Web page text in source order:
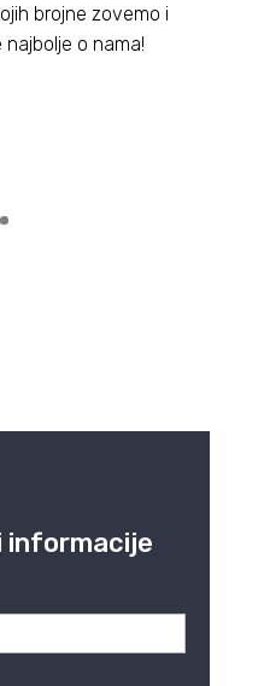
brojne zovemo i
o nama!
informacije